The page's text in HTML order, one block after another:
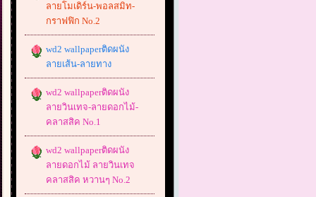
ลายโมเดิร์น-พอลสมิท-
กราฟฟิก No.2
wd2 wallpaperติดผนัง
ลายเส้น-ลายทาง
wd2 wallpaperติดผนัง
ลายวินเทจ-ลายดอกไม้-
คลาสสิค No.1
wd2 wallpaperติดผนัง
ลายดอกไม้ ลายวินเทจ
คลาสสิค หวานๆ No.2